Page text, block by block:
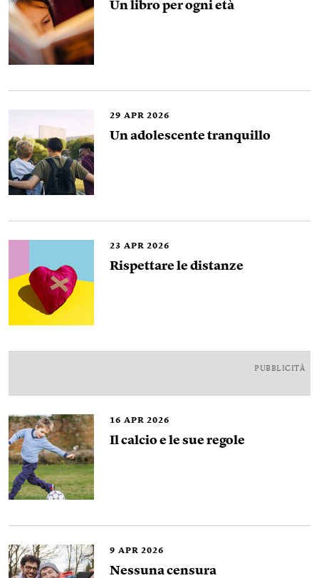
Un libro per ogni età
29 APR 2026
Un adolescente tranquillo
23 APR 2026
Rispettare le distanze
PUBBLICITÀ
16 APR 2026
Il calcio e le sue regole
9 APR 2026
Nessuna censura